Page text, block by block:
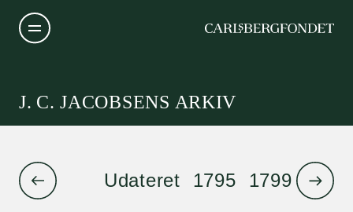
J. C. JACOBSENS ARKIV
Udateret 1795 1799 1801